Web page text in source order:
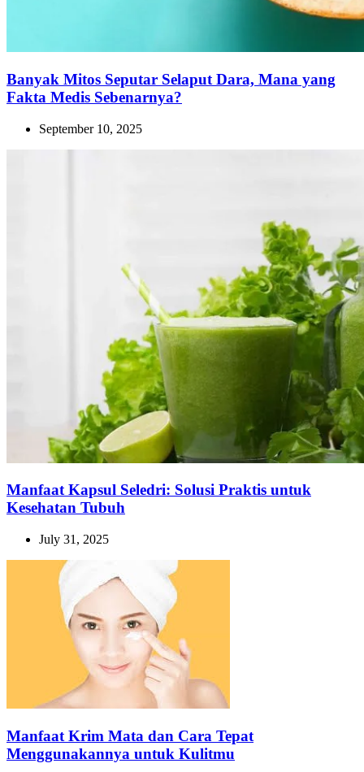
Banyak Mitos Seputar Selaput Dara, Mana yang
Fakta Medis Sebenarnya?
September 10, 2025
Manfaat Kapsul Seledri: Solusi Praktis untuk
Kesehatan Tubuh
July 31, 2025
Manfaat Krim Mata dan Cara Tepat
Menggunakannya untuk Kulitmu